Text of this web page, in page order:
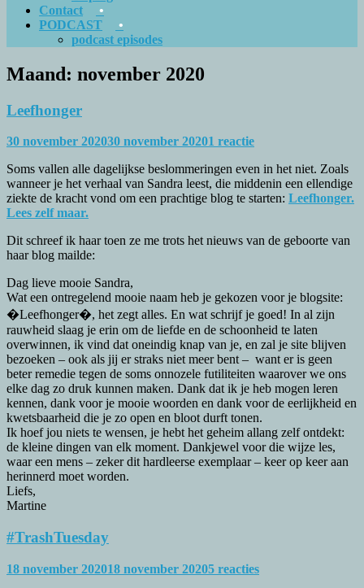
Contact
PODCAST
podcast episodes
Maand: november 2020
Leefhonger
30 november 202030 november 20201 reactie
Soms vallen alle dagelijkse beslommeringen even in het niet. Zoals
wanneer je het verhaal van Sandra leest, die middenin een ellendige
ziekte de kracht vond om een prachtige blog te starten: Leefhonger.
Lees zelf maar.
Dit schreef ik haar toen ze me trots het nieuws van de geboorte van
haar blog mailde:
Dag lieve mooie Sandra,
Wat een ontregelend mooie naam heb je gekozen voor je blogsite:
�Leefhonger�, het zegt alles. En wat schrijf je goed! In al zijn
rauwheid slaag je erin om de liefde en de schoonheid te laten
overwinnen, ik vind dat oneindig knap van je, en zal je site blijven
bezoeken – ook als jij er straks niet meer bent – want er is geen
beter remedie tegen de soms onnozele futiliteiten waarover we ons
elke dag zo druk kunnen maken. Dank dat ik je heb mogen leren
kennen, dank voor je mooie woorden en dank voor de eerlijkheid en
kwetsbaarheid die je zo open en bloot durft tonen.
Ik hoef jou niets te wensen, je hebt het geheim allang zelf ontdekt:
de kleine dingen van elk moment. Dankjewel voor die wijze les,
waar een mens – zeker dit hardleerse exemplaar – keer op keer aan
herinnerd moet worden.
Liefs,
Martine
#TrashTuesday
18 november 202018 november 20205 reacties